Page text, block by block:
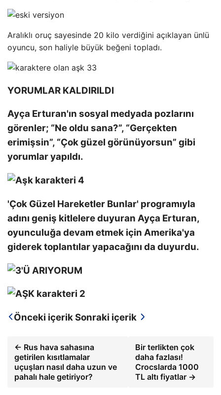
Aralıklı oruç sayesinde 20 kilo verdiğini açıklayan ünlü
oyuncu, son haliyle büyük beğeni topladı.
YORUMLAR KALDIRILDI
Ayça Erturan'ın sosyal medyada pozlarını
görenler; “Ne oldu sana?”, “Gerçekten
erimişsin”, “Çok güzel görünüyorsun” gibi
yorumlar yapıldı.
'Çok Güzel Hareketler Bunlar' programıyla
adını geniş kitlelere duyuran Ayça Erturan,
oyunculuğa devam etmek için Amerika'ya
giderek toplantılar yapacağını da duyurdu.
Önceki içerik Sonraki içerik
← Rus hava sahasına
getirilen kısıtlamalar
uçuşları nasıl daha uzun ve
pahalı hale getiriyor?
Bir terlikten çok
daha fazlası!
Crocslarda 1000
TL altı fiyatlar →